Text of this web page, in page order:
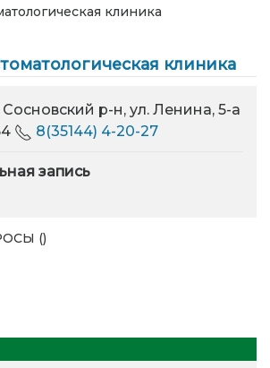
клиника
клиника
р-н, ул. Ленина, 5-а
8(35144) 4-20-27
запись
()